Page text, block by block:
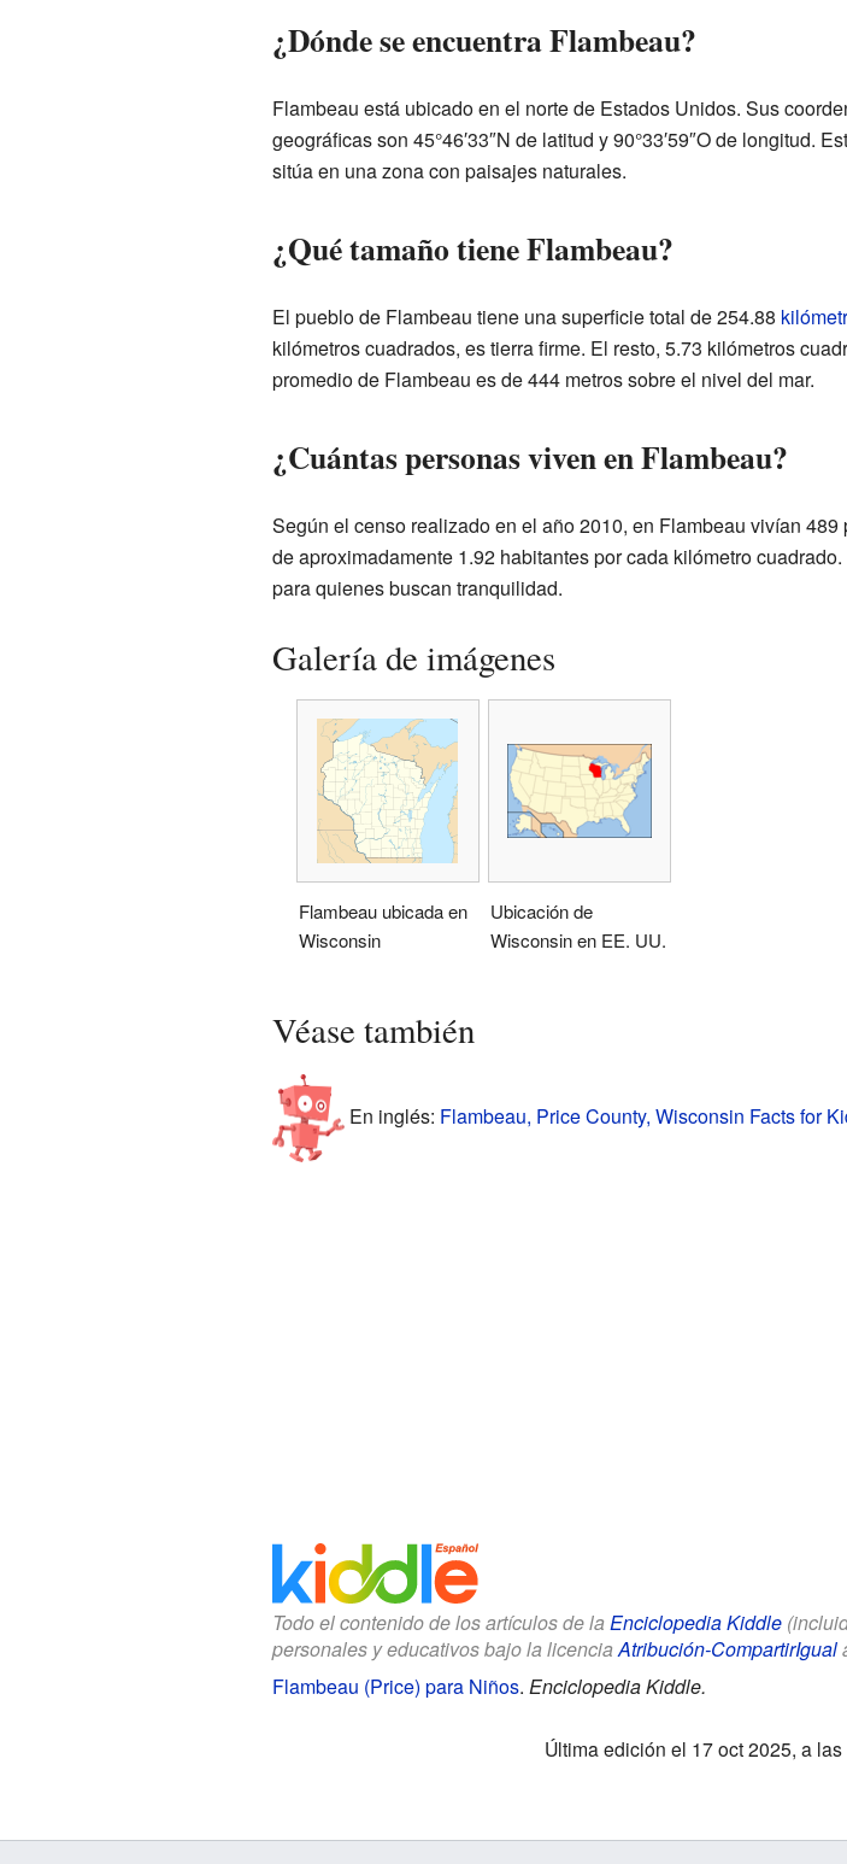
¿Dónde se encuentra Flambeau?
Flambeau está ubicado en el norte de Estados Unidos. Sus
geográficas son 45°46′33″N de latitud y 90°33′59″O de longitud.
sitúa en una zona con paisajes naturales.
¿Qué tamaño tiene Flambeau?
El pueblo de Flambeau tiene una superficie total de 254.88
kilómetros cuadrados, es tierra firme. El resto, 5.73 kilómetros
promedio de Flambeau es de 444 metros sobre el nivel del mar.
¿Cuántas personas viven en Flambeau?
Según el censo realizado en el año 2010, en Flambeau vivían
de aproximadamente 1.92 habitantes por cada kilómetro
para quienes buscan tranquilidad.
Galería de imágenes
Flambeau ubicada en
Wisconsin
Ubicación de
Wisconsin en EE. UU.
Véase también
En inglés: Flambeau, Price County, Wisconsin Facts for
Todo el contenido de los artículos de la Enciclopedia Kiddle
personales y educativos bajo la licencia Atribución-CompartirIgual
Flambeau (Price) para Niños. Enciclopedia Kiddle.
Última edición el 17 oct 2025, a las